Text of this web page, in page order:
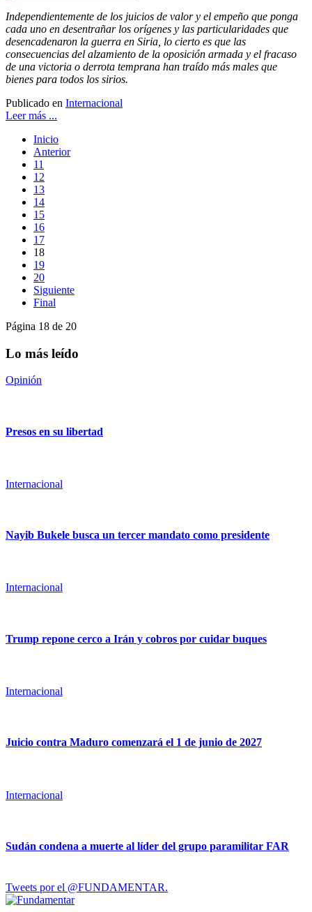
Independientemente de los juicios de valor y el empeño que ponga
cada uno en desentrañar los orígenes y las particularidades que
desencadenaron la guerra en Siria, lo cierto es que las
consecuencias del alzamiento de la oposición armada y el fracaso
de una victoria o derrota temprana han traído más males que
bienes para todos los sirios.
Publicado en Internacional
Leer más ...
Inicio
Anterior
11
12
13
14
15
16
17
18
19
20
Siguiente
Final
Página 18 de 20
Lo más leído
Opinión
Presos en su libertad
Internacional
Nayib Bukele busca un tercer mandato como presidente
Internacional
Trump repone cerco a Irán y cobros por cuidar buques
Internacional
Juicio contra Maduro comenzará el 1 de junio de 2027
Internacional
Sudán condena a muerte al líder del grupo paramilitar FAR
Tweets por el @FUNDAMENTAR.